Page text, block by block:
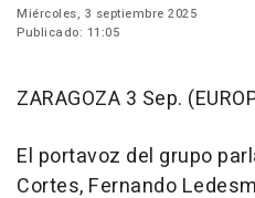
Miércoles, 3 septiembre 2025
Publicado: 11:05
ZARAGOZA 3 Sep.
El portavoz del grupo
Cortes, Fernando